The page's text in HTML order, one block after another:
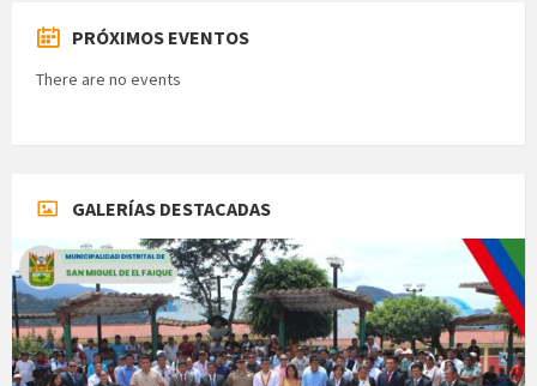
PRÓXIMOS EVENTOS
There are no events
GALERÍAS DESTACADAS